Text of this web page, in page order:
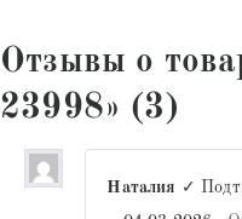
Отзывы о
23998» (3)
Наталия ✓